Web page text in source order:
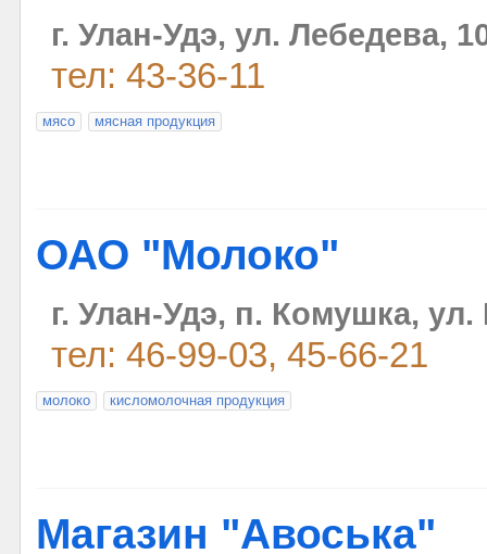
г. Улан-Удэ, ул. Лебедева,
тел: 43-36-11
мясо мясная продукция
ОАО "Молоко"
г. Улан-Удэ, п. Комушка, ул.
тел: 46-99-03, 45-66-21
моло­ко кисломолоч­ная продукция
Магазин "Авоська"